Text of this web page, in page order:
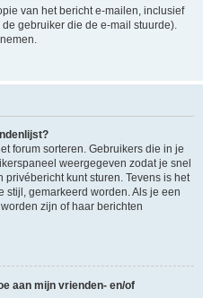
van het bericht e-mailen, inclusief
gebruiker die de e-mail stuurde).
forum sorteren. Gebruikers die in je
weergegeven zodat je snel
kunt sturen. Tevens is het
gemarkeerd worden. Als je een
zijn of haar berichten
aan mijn vrienden- en/of